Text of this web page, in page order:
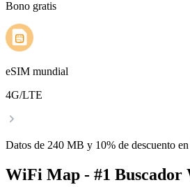
Bono gratis
eSIM mundial
4G/LTE
Datos de 240 MB y 10% de descuento
WiFi Map - #1 Buscador